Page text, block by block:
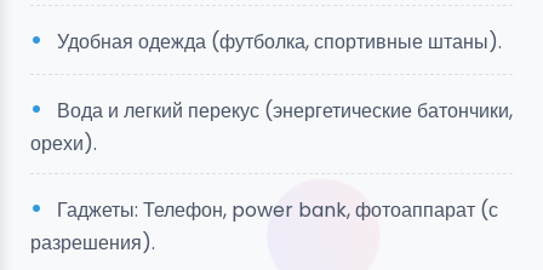
Удобная одежда (футболка, спортивные штаны).
Вода и легкий перекус (энергетические батончики,
орехи).
Гаджеты: Телефон, power bank, фотоаппарат (с
разрешения).